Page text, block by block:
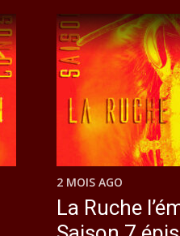
2 MOIS AGO
La Ruche